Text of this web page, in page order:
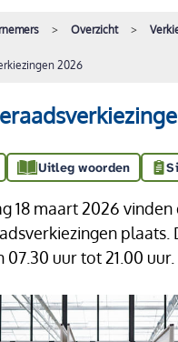
Overzicht
2026
Uitleg woorden
18 maart 2026 vinden
plaats.
07.30 uur tot 21.00 uur.